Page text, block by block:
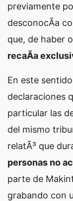
previamente
desconocÃ­a
que, de haber
recaÃ­a
En este
declaraciones
particular las
del mismo
relatÃ³ que
personas no
parte de
grabando con